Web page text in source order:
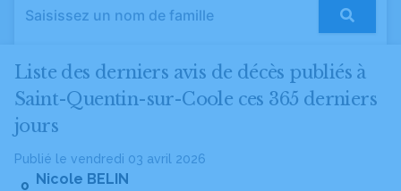
Liste des derniers avis de décès publiés à
Saint-Quentin-sur-Coole ces 365 derniers
jours
Publié le vendredi 03 avril 2026
Nicole BELIN